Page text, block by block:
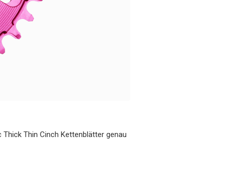
Thin Cinch Kettenblätter genau